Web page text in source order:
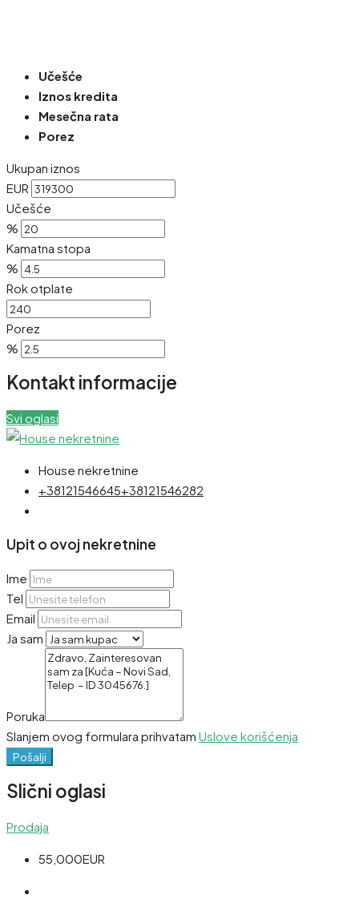
Učešće
Iznos kredita
Mesečna rata
Porez
Ukupan iznos
EUR
Učešće
%
Kamatna stopa
%
Rok otplate
Porez
%
Kontakt informacije
Svi oglasi
House nekretnine
+38121546645+38121546282
Upit o ovoj nekretnine
Ime
Tel
Email
Ja sam
Poruka
Slanjem ovog formulara prihvatam Uslove korišćenja
Pošalji
Slični oglasi
Prodaja
55,000EUR